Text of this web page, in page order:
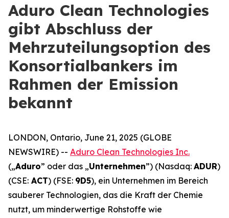
Aduro Clean Technologies
gibt Abschluss der
Mehrzuteilungsoption des
Konsortialbankers im
Rahmen der Emission
bekannt
LONDON, Ontario, June 21, 2025 (GLOBE
NEWSWIRE) -- Aduro Clean Technologies Inc.
(„Aduro” oder das „Unternehmen”) (Nasdaq: ADUR)
(CSE: ACT) (FSE: 9D5), ein Unternehmen im Bereich
sauberer Technologien, das die Kraft der Chemie
nutzt, um minderwertige Rohstoffe wie